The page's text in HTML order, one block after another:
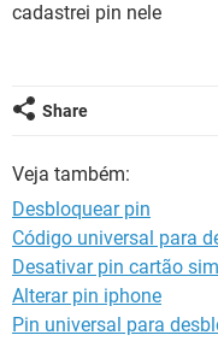
INSTAGRAM
GUIA DE COMPRAS
cadastrei pin nele
Share
Veja também:
Desbloquear pin
Código universal para
Desativar pin cartão sim
Alterar pin iphone
Pin universal para